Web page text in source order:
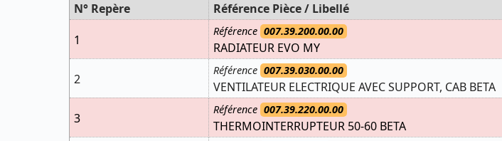
N° Repère Référence Pièce / Libellé
1
Référence 007.39.200.00.00
RADIATEUR EVO MY
2
Référence 007.39.030.00.00
VENTILATEUR ELECTRIQUE AVEC SUPPORT, CAB BETA
3
Référence 007.39.220.00.00
THERMOINTERRUPTEUR 50-60 BETA